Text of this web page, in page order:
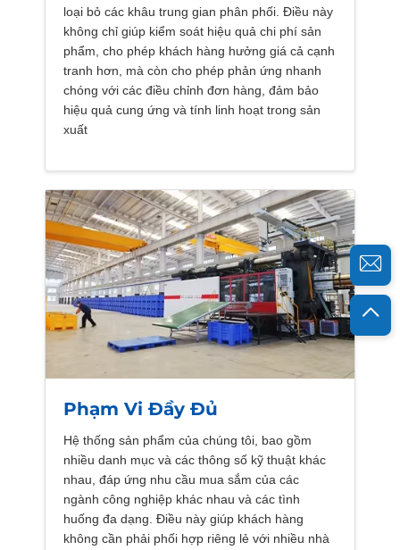
loại bỏ các khâu trung gian phân phối. Điều này
không chỉ giúp kiểm soát hiệu quả chi phí sản
phẩm, cho phép khách hàng hưởng giá cả cạnh
tranh hơn, mà còn cho phép phản ứng nhanh
chóng với các điều chỉnh đơn hàng, đảm bảo
hiệu quả cung ứng và tính linh hoạt trong sản
xuất
Phạm Vi Đầy Đủ
Hệ thống sản phẩm của chúng tôi, bao gồm
nhiều danh mục và các thông số kỹ thuật khác
nhau, đáp ứng nhu cầu mua sắm của các
ngành công nghiệp khác nhau và các tình
huống đa dạng. Điều này giúp khách hàng
không cần phải phối hợp riêng lẻ với nhiều nhà